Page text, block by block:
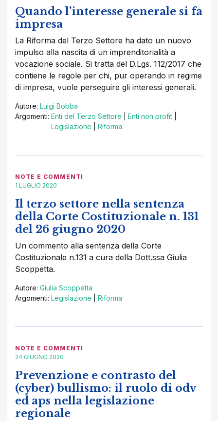
Quando l’interesse generale si fa
impresa
La Riforma del Terzo Settore ha dato un nuovo
impulso alla nascita di un imprenditorialità a
vocazione sociale. Si tratta del D.Lgs. 112/2017 che
contiene le regole per chi, pur operando in regime
di impresa, vuole perseguire gli interessi generali.
Autore: Luigi Bobba
Argomenti: Enti del Terzo Settore Enti non profit
Legislazione
Riforma
NOTE E COMMENTI
1 LUGLIO 2020
Il terzo settore nella sentenza
della Corte Costituzionale n. 131
del 26 giugno 2020
Un commento alla sentenza della Corte
Costituzionale n.131 a cura della Dott.ssa Giulia
Scoppetta.
Autore: Giulia Scoppetta
Argomenti: Legislazione Riforma
NOTE E COMMENTI
24 GIUGNO 2020
Prevenzione e contrasto del
(cyber) bullismo: il ruolo di odv
ed aps nella legislazione
regionale